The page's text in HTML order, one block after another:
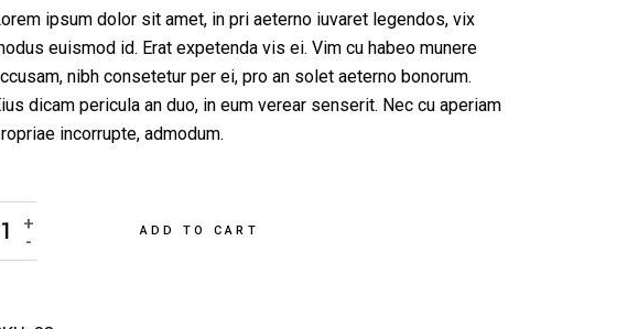
ipsum dolor sit amet, in pri aeterno iuvaret legendos, vix
euismod id. Erat expetenda vis ei. Vim cu habeo munere
nibh consetetur per ei, pro an solet aeterno bonorum.
dicam pericula an duo, in eum verear senserit. Nec cu aperiam
incorrupte, admodum.
quantity
-
+ ADD TO CART